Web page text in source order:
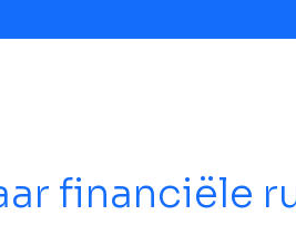
financiële